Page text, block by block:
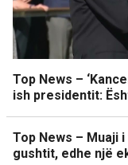
Top News –
ish presidentit:
Top News – Muaji
gushtit, edhe një